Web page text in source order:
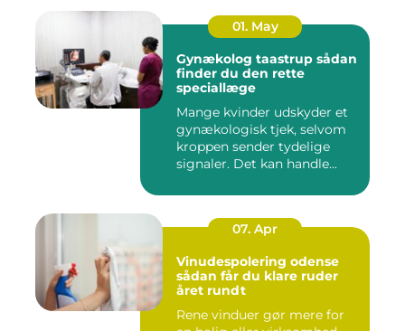
01. May
Gynækolog taastrup sådan
finder du den rette
speciallæge
Mange kvinder udskyder et
gynækologisk tjek, selvom
kroppen sender tydelige
signaler. Det kan handle...
07. Apr
Vinudespolering odense
sådan får du klare ruder
året rundt
Rene vinduer gør mere for